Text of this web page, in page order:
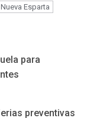
Nueva Esparta
para
preventivas
CARIBE